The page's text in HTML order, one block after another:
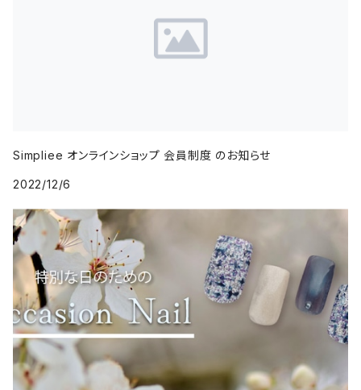
Simpliee オンラインショップ 会員制度 のお知らせ
2022/12/6